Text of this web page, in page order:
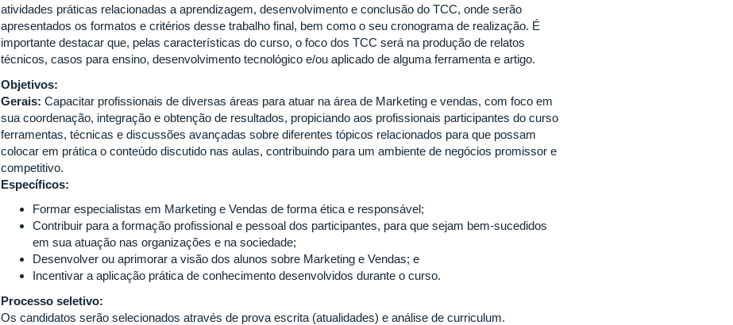
atividades práticas relacionadas a aprendizagem, desenvolvimento e conclusão do TCC, onde serão
apresentados os formatos e critérios desse trabalho final, bem como o seu cronograma de realização. É
importante destacar que, pelas características do curso, o foco dos TCC será na produção de relatos
técnicos, casos para ensino, desenvolvimento tecnológico e/ou aplicado de alguma ferramenta e artigo.
Objetivos:
Gerais: Capacitar profissionais de diversas áreas para atuar na área de Marketing e vendas, com foco em
sua coordenação, integração e obtenção de resultados, propiciando aos profissionais participantes do curso
ferramentas, técnicas e discussões avançadas sobre diferentes tópicos relacionados para que possam
colocar em prática o conteúdo discutido nas aulas, contribuindo para um ambiente de negócios promissor e
competitivo.
Específicos:
Formar especialistas em Marketing e Vendas de forma ética e responsável;
Contribuir para a formação profissional e pessoal dos participantes, para que sejam bem-sucedidos
em sua atuação nas organizações e na sociedade;
Desenvolver ou aprimorar a visão dos alunos sobre Marketing e Vendas; e
Incentivar a aplicação prática de conhecimento desenvolvidos durante o curso.
Processo seletivo:
Os candidatos serão selecionados através de prova escrita (atualidades) e análise de curriculum.